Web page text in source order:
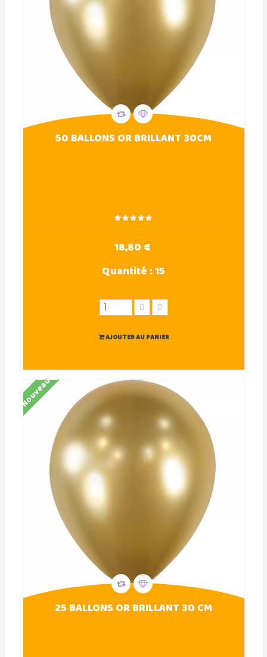
50 BALLONS OR BRILLANT 30CM
18,80 €
Quantité :15
AJOUTER AU PANIER
Nouveau
25 BALLONS OR BRILLANT 30 CM